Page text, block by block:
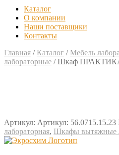
Каталог
О компании
Наши поставщики
Контакты
Главная / Каталог / Мебель
лабораторные /Шкаф ПРАКТИКА
Артикул: Артикул: 56.0715.15.23
лабораторная, Шкафы вытяжные